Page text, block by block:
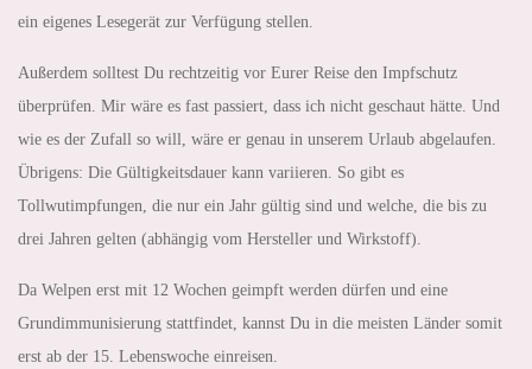
ein eigenes Lesegerät zur Verfügung stellen.
Außerdem solltest Du rechtzeitig vor Eurer Reise den Impfschutz
überprüfen. Mir wäre es fast passiert, dass ich nicht geschaut hätte. Und
wie es der Zufall so will, wäre er genau in unserem Urlaub abgelaufen.
Übrigens: Die Gültigkeitsdauer kann variieren. So gibt es
Tollwutimpfungen, die nur ein Jahr gültig sind und welche, die bis zu
drei Jahren gelten (abhängig vom Hersteller und Wirkstoff).
Da Welpen erst mit 12 Wochen geimpft werden dürfen und eine
Grundimmunisierung stattfindet, kannst Du in die meisten Länder somit
erst ab der 15. Lebenswoche einreisen.